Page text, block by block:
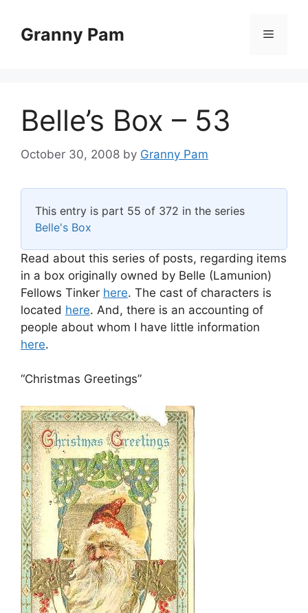
contentGranny Pam Menu
Belle’s Box – 53
October 30, 2008 by Granny Pam
This entry is part 55 of 372 in the series
Belle's Box
Read about this series of posts, regarding items
in a box originally owned by Belle (Lamunion)
Fellows Tinker here. The cast of characters is
located here. And, there is an accounting of
people about whom I have little information
here.
“Christmas Greetings”